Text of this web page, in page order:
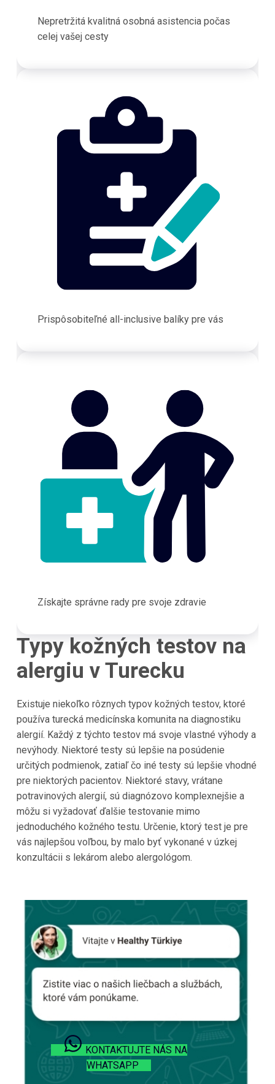
Nepretržitá kvalitná osobná asistencia počas
celej vašej cesty
Prispôsobiteľné all-inclusive balíky pre vás
Získajte správne rady pre svoje zdravie
Typy kožných testov na
alergiu v Turecku
Existuje niekoľko rôznych typov kožných testov, ktoré
používa turecká medicínska komunita na diagnostiku
alergií. Každý z týchto testov má svoje vlastné výhody a
nevýhody. Niektoré testy sú lepšie na posúdenie
určitých podmienok, zatiaľ čo iné testy sú lepšie vhodné
pre niektorých pacientov. Niektoré stavy, vrátane
potravinových alergií, sú diagnózovo komplexnejšie a
môžu si vyžadovať ďalšie testovanie mimo
jednoduchého kožného testu. Určenie, ktorý test je pre
vás najlepšou voľbou, by malo byť vykonané v úzkej
konzultácii s lekárom alebo alergológom.
KONTAKTUJTE NÁS NA
WHATSAPP